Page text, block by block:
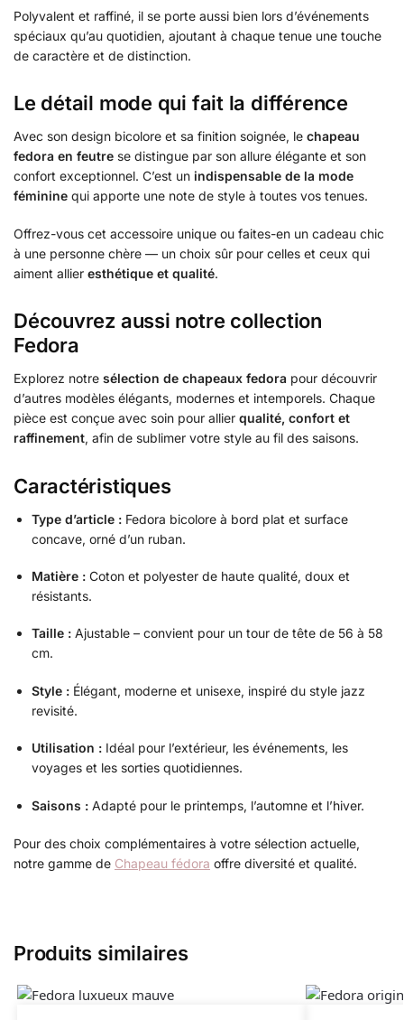
Polyvalent et raffiné, il se porte aussi bien lors d’événements
spéciaux qu’au quotidien, ajoutant à chaque tenue une touche
de caractère et de distinction.
Le détail mode qui fait la différence
Avec son design bicolore et sa finition soignée, le chapeau
fedora en feutre se distingue par son allure élégante et son
confort exceptionnel. C’est un indispensable de la mode
féminine qui apporte une note de style à toutes vos tenues.
Offrez-vous cet accessoire unique ou faites-en un cadeau chic
à une personne chère — un choix sûr pour celles et ceux qui
aiment allier esthétique et qualité.
Découvrez aussi notre collection
Fedora
Explorez notre sélection de chapeaux fedora pour découvrir
d’autres modèles élégants, modernes et intemporels. Chaque
pièce est conçue avec soin pour allier qualité, confort et
raffinement, afin de sublimer votre style au fil des saisons.
Caractéristiques
Type d’article : Fedora bicolore à bord plat et surface
concave, orné d’un ruban.
Matière : Coton et polyester de haute qualité, doux et
résistants.
Taille : Ajustable – convient pour un tour de tête de 56 à 58
cm.
Style : Élégant, moderne et unisexe, inspiré du style jazz
revisité.
Utilisation : Idéal pour l’extérieur, les événements, les
voyages et les sorties quotidiennes.
Saisons : Adapté pour le printemps, l’automne et l’hiver.
Pour des choix complémentaires à votre sélection actuelle,
notre gamme de Chapeau fédora offre diversité et qualité.
Produits similaires